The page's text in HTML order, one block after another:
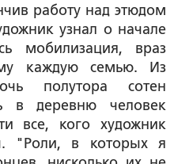
работу над этюдом
узнал о начале
мобилизация, враз
каждую семью. Из
полутора сотен
в деревню человек
все, кого художник
"Роли, в которых я